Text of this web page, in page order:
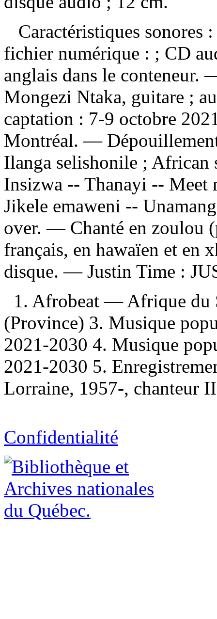
Caractéristiques sonores
fichier numérique : ; CD
anglais dans le conteneur.
Mongezi Ntaka, guitare ;
captation : 7-9 octobre
Montréal. —
Ilanga selishonile ; African
Insizwa -- Thanayi -- Meet
Jikele emaweni --
over. — Chanté en zoulou
français, en hawaïen et en
disque. — Justin Time :
1. Afrobeat — Afrique du
(Province) 3. Musique
2021-2030 4. Musique
2021-2030 5.
Lorraine, 1957-, chanteur
Confidentialité